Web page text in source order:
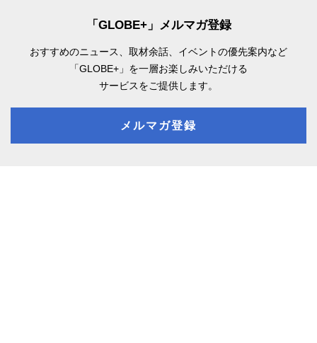
「GLOBE+」メルマガ登録
おすすめのニュース、取材余話、 イベントの優先案内など
「GLOBE+」を一層お楽しみいただける
サービスをご提供します。
メルマガ登録